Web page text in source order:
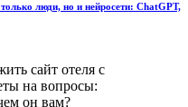
люди, но и нейросети: ChatGPT,
сайт отеля с
на вопросы:
он вам?